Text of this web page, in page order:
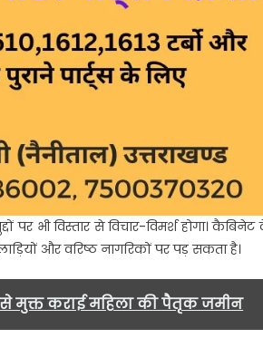
भी विस्तार से विचार-विमर्श होगा।
और वरिष्ठ नागरिकों पर पड़ सकता है।
मुक्त कराई महिला की पैतृक जमीन